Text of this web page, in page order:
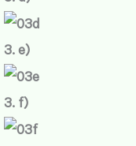
3. e)
3. f)